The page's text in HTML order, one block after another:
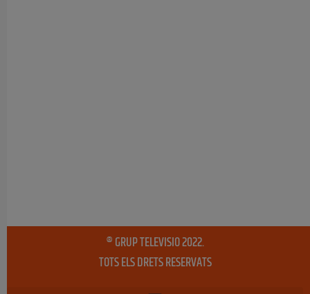
® GRUP TELEVISIO 2022.
TOTS ELS DRETS RESERVATS